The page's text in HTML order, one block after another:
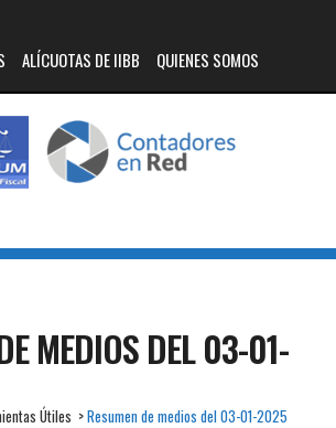
ALÍCUOTAS DE IIBB QUIENES SOMOS
MEDIOS DEL 03-01-
Útiles >Resumen de medios del 03-01-2025